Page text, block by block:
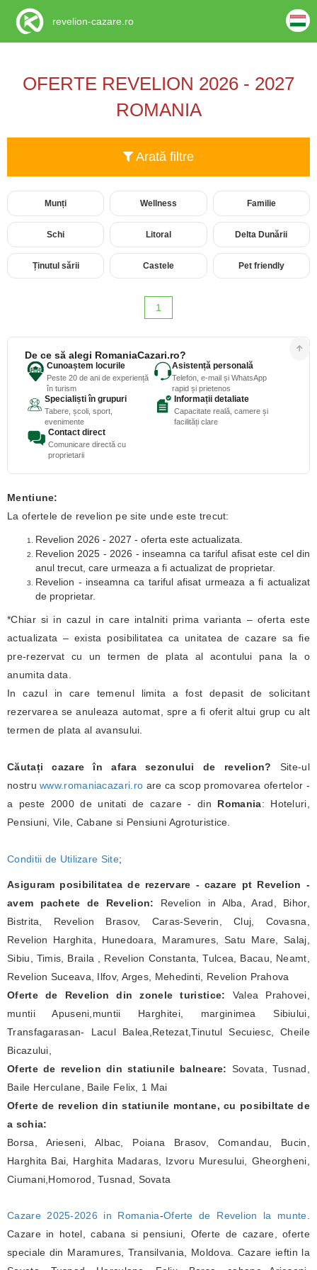
OFERTE REVELION 2026 - 2027
ROMANIA
Arată filtre
Munți Wellness Familie
Schi Litoral Delta Dunării
Ținutul sării Castele Pet friendly
1
De ce să alegi RomaniaCazari.ro?
Cunoaștem locurile
Peste 20 de ani de experiență
în turism
Asistență personală
Telefon, e-mail și WhatsApp
rapid și prietenos
Specialiști în grupuri
Tabere, școli, sport,
evenimente
Informații detaliate
Capacitate reală, camere și
facilități clare
Contact direct
Comunicare directă cu
proprietarii
Mentiune:
La ofertele de revelion pe site unde este trecut:
Revelion 2026 - 2027 - oferta este actualizata.
Revelion 2025 - 2026 - inseamna ca tariful afisat este cel din
anul trecut, care urmeaza a fi actualizat de proprietar.
Revelion - inseamna ca tariful afisat urmeaza a fi actualizat
de proprietar.
*Chiar si in cazul in care intalniti prima varianta – oferta este
actualizata – exista posibilitatea ca unitatea de cazare sa fie
pre-rezervat cu un termen de plata al acontului pana la o
anumita data.
In cazul in care temenul limita a fost depasit de solicitant
rezervarea se anuleaza automat, spre a fi oferit altui grup cu alt
termen de plata al avansului.
Căutați cazare în afara sezonului de revelion? Site-ul
nostruwww.romaniacazari.ro are ca scop promovarea ofertelor -
a peste 2000 de unitati de cazare - din Romania: Hoteluri,
Pensiuni, Vile, Cabane si Pensiuni Agroturistice.
Conditii de Utilizare Site;
Asiguram posibilitatea de rezervare - cazare pt Revelion -
avem pachete de Revelion: Revelion in Alba, Arad, Bihor,
Bistrita, Revelion Brasov, Caras-Severin, Cluj, Covasna,
Revelion Harghita, Hunedoara, Maramures, Satu Mare, Salaj,
Sibiu, Timis, Braila , Revelion Constanta, Tulcea, Bacau, Neamt,
Revelion Suceava, Ilfov, Arges, Mehedinti, Revelion Prahova
Oferte de Revelion din zonele turistice: Valea Prahovei,
muntii Apuseni,muntii Harghitei, marginimea Sibiului,
Transfagarasan- Lacul Balea,Retezat,Tinutul Secuiesc, Cheile
Bicazului,
Oferte de revelion din statiunile balneare: Sovata, Tusnad,
Baile Herculane, Baile Felix, 1 Mai
Oferte de revelion din statiunile montane, cu posibiltate de
a schia:
Borsa, Arieseni, Albac, Poiana Brasov, Comandau, Bucin,
Harghita Bai, Harghita Madaras, Izvoru Muresului, Gheorgheni,
Ciumani,Homorod, Tusnad, Sovata
Cazare 2025-2026 in Romania-Oferte de Revelion la munte
Cazare in hotel, cabana si pensiuni, Oferte de cazare, oferte
speciale din Maramures, Transilvania, Moldova. Cazare ieftin la
revelion-cazare.ro